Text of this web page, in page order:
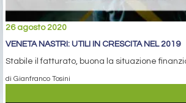
26 agosto 2020
VENETA NASTRI: UTILI IN CRESCITA NEL 2019
Stabile il fatturato, buona la situazione
di Gianfranco Tosini